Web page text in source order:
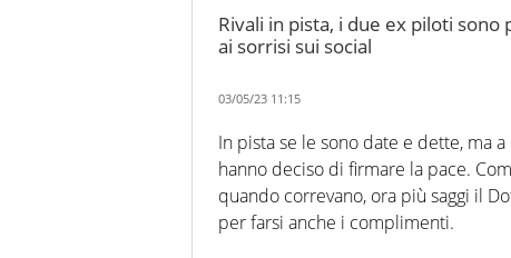
Rivali in pista, i due ex piloti
ai sorrisi sui social
03/05/23 11:15
In pista se le sono date e dette, ma
hanno deciso di firmare la pace.
quando correvano, ora più saggi il
per farsi anche i complimenti.